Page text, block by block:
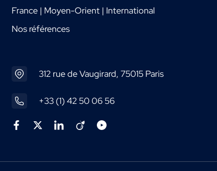
France | Moyen-Orient | International
Nos références
312 rue de Vaugirard, 75015 Paris
+33 (1) 42 50 06 56